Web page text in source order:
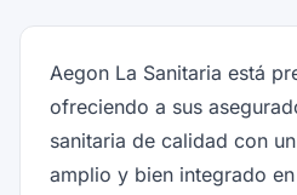
Aegon La Sanitaria está
ofreciendo a sus
sanitaria de calidad con
amplio y bien integrado